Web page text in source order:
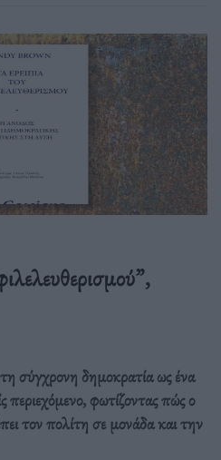
σύγχρονη δημοκρατία ως ένα
περιεχόμενο, φωτίζοντας πώς ο
τον πολίτη σε μονάδα και την